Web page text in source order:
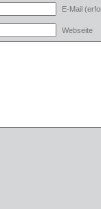
E-Mail
Webseite